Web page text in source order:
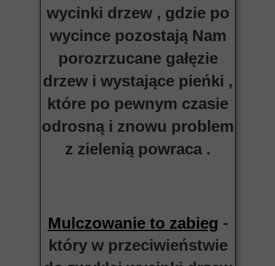
wycinki drzew , gdzie po
wycince pozostają Nam
porozrzucane gałęzie
drzew i wystające pieńki ,
które po pewnym czasie
odrosną i znowu problem
z zielenią powraca .
Mulczowanie to zabieg -
który w przeciwieństwie